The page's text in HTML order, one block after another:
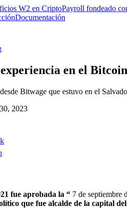
W2 en CriptoPayroll fondeado
Documentación
en el
Bitwage que estuvo en el
2023
fue aprobada la “ 7 de septiembre
que fue alcalde de la capital